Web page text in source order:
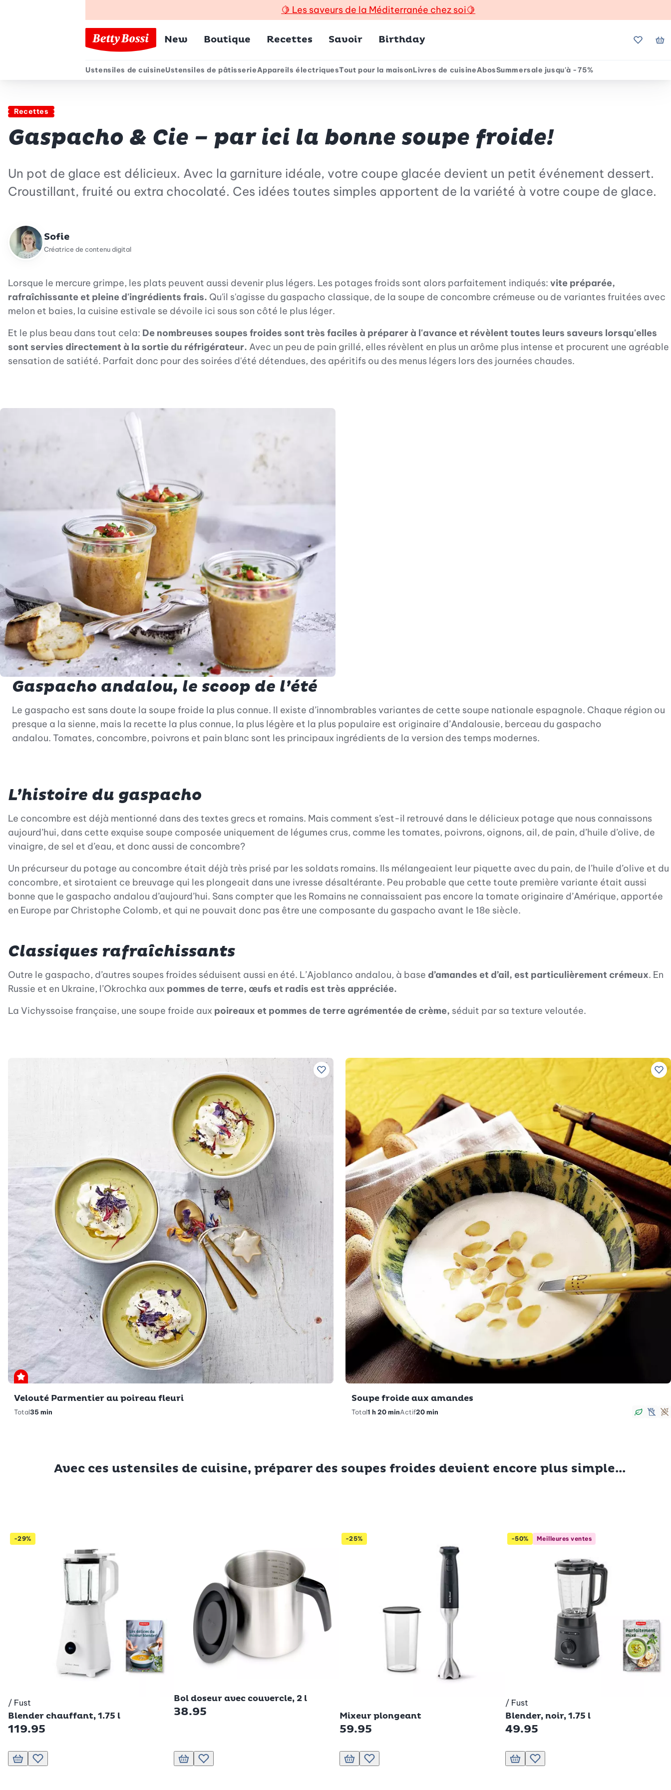
🍋 Les saveurs de la Méditerranée chez soi🍋
Menu principal
New Boutique Recettes Savoir Birthday Mes
Menu secondaire
Ustensiles de cuisineUstensiles de pâtisserieAppareils électriquesTout pour la maisonLivres de cuisineAbosSummersale jusqu'à -75%
Recettes
Gaspacho & Cie – par ici la bonne soupe froide!
Un pot de glace est délicieux. Avec la garniture idéale, votre coupe glacée devient un petit événement dessert.
Croustillant, fruité ou extra chocolaté. Ces idées toutes simples apportent de la variété à votre coupe de glace.
Sofie
Créatrice de contenu digital
Lorsque le mercure grimpe, les plats peuvent aussi devenir plus légers. Les potages froids sont alors parfaitement indiqués: vite préparée,
rafraîchissante et pleine d'ingrédients frais. Qu'il s'agisse du gaspacho classique, de la soupe de concombre crémeuse ou de variantes fruitées avec
melon et baies, la cuisine estivale se dévoile ici sous son côté le plus léger.
Et le plus beau dans tout cela: De nombreuses soupes froides sont très faciles à préparer à l'avance et révèlent toutes leurs saveurs lorsqu'elles
sont servies directement à la sortie du réfrigérateur. Avec un peu de pain grillé, elles révèlent en plus un arôme plus intense et procurent une agréable
sensation de satiété. Parfait donc pour des soirées d'été détendues, des apéritifs ou des menus légers lors des journées chaudes.
Gaspacho andalou, le scoop de l’été
Le gaspacho est sans doute la soupe froide la plus connue. Il existe d’innombrables variantes de cette soupe nationale espagnole. Chaque région ou
presque a la sienne, mais la recette la plus connue, la plus légère et la plus populaire est originaire d’Andalousie, berceau du gaspacho
andalou. Tomates, concombre, poivrons et pain blanc sont les principaux ingrédients de la version des temps modernes.
L’histoire du gaspacho
Le concombre est déjà mentionné dans des textes grecs et romains. Mais comment s’est-il retrouvé dans le délicieux potage que nous connaissons
aujourd’hui, dans cette exquise soupe composée uniquement de légumes crus, comme les tomates, poivrons, oignons, ail, de pain, d’huile d’olive, de
vinaigre, de sel et d’eau, et donc aussi de concombre?
Un précurseur du potage au concombre était déjà très prisé par les soldats romains. Ils mélangeaient leur piquette avec du pain, de l’huile d’olive et du
concombre, et sirotaient ce breuvage qui les plongeait dans une ivresse désaltérante. Peu probable que cette toute première variante était aussi
bonne que le gaspacho andalou d’aujourd’hui. Sans compter que les Romains ne connaissaient pas encore la tomate originaire d’Amérique, apportée
en Europe par Christophe Colomb, et qui ne pouvait donc pas être une composante du gaspacho avant le 18e siècle.
Classiques rafraîchissants
Outre le gaspacho, d’autres soupes froides séduisent aussi en été. L’Ajoblanco andalou, à base d’amandes et d’ail, est particulièrement crémeux. En
Russie et en Ukraine, l’Okrochka aux pommes de terre, œufs et radis est très appréciée.
La Vichyssoise française, une soupe froide aux poireaux et pommes de terre agrémentée de crème, séduit par sa texture veloutée.
Ajouter à vos recettes préférées
Premium
Velouté Parmentier au poireau fleuri
Total35 min
Soupe froide aux amandes
Total1 h 20 minActif20 min
Végan
Avec ces ustensiles de cuisine, préparer des soupes froides devient encore plus simple...
-29%
Betty Bossi
/ Fust
Blender chauffant, 1.75 l
119.95
Ajouter au panier
Ajouter à la liste de souhaits.
Bol doseur avec couvercle, 2 l
38.95
Ajouter au panier
Ajouter à la liste de souhaits.
-25%
Mixeur plongeant
59.95
Ajouter au panier
Ajouter à la liste de souhaits.
-50% Meilleures ventes
Betty Bossi
/ Fust
Blender, noir, 1.75 l
49.95
Ajouter au panier
Ajouter à la liste de souhaits.